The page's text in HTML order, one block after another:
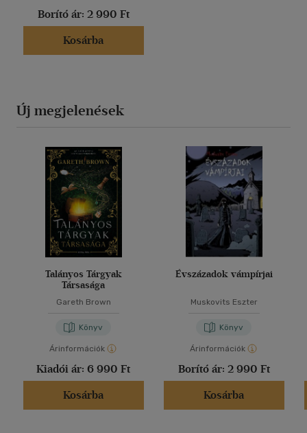
Borító ár: 2 990 Ft
Kosárba
Új megjelenések
Talányos Tárgyak
Társasága
Gareth Brown
Könyv
Árinformációk
Kiadói ár: 6 990 Ft
Kosárba
Évszázadok vámpírjai
Muskovits Eszter
Könyv
Árinformációk
Borító ár: 2 990 Ft
Kosárba